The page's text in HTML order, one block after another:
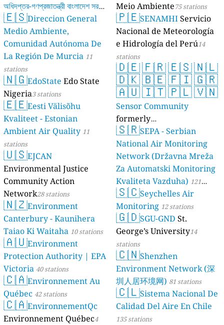
অধিদপ্তর-গণপ্রজাতন্ত্রী বাংলাদেশ সরকার
17 stations
🇪🇸Direccion General
Medio Ambiente,
Comunidad Autónoma De
La Región De Murcia 11
stations
🇳🇬EdoState Edo State
Nigeria3 stations
🇪🇪Eesti Välisõhu
Kvaliteet - Estonian
Ambient Air Quality 11
stations
🇺🇸EJCAN
Environmental Justice
Community Action
Network28 stations
🇳🇿Environment
Canterbury - Kaunihera
Taiao Ki Waitaha 10 stations
🇦🇺Environment
Protection Authority | EPA
Victoria 40 stations
🇨🇦Environnement Au
Québec 42 stations
🇨🇦EnvironnementQc
Environnement Québec4
Meio Ambiente75 stations
🇵🇪SENAMHIServicio
Nacional de Meteorología
e Hidrología del Perú14
stations
🇩🇪🇫🇷🇪🇸🇳🇱
🇩🇰🇧🇪🇫🇮🇬🇷
🇦🇺🇮🇹🇵🇱🇻🇳
Sensor Community
formerly
luftdaten.info35814 stations
🇸🇷SEPA - Serbian
National Air Monitoring
Network (Državna Mreža
Za Automatski Monitoring
Kvaliteta Vazduha) 121
stations
🇸🇨Seychelles Air
Monitoring 12 stations
🇬🇩SGU-GND St.
George’s University14
stations
🇨🇳Shenzhen
Environment Network (深
圳人居环境网) 81 stations
🇨🇱Sistema Nacional De
Calidad Del Aire En Chile
135 stations